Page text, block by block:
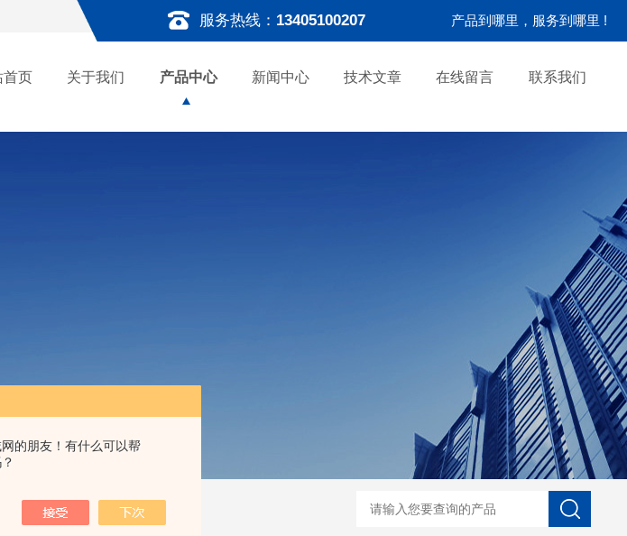
的朋友！有什么可以帮
服务热线： 13405100207 产品到哪里，服务到哪里 !
首页 关于我们 产品中心 新闻中心 技术文章 在线留言 联系我们
仪 X射线源 微焦CT无损检测仪器 ISD-NI-RX85-G13工业用3D显微X射线CT扫描设备 EDX1800BRohs指令环